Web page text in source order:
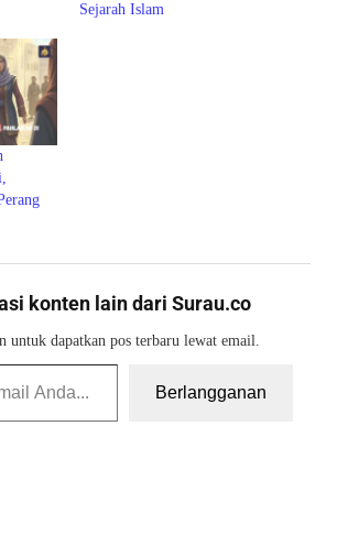
Sejarah Islam
konten lain dari Surau.co
untuk dapatkan pos terbaru lewat email.
Berlangganan